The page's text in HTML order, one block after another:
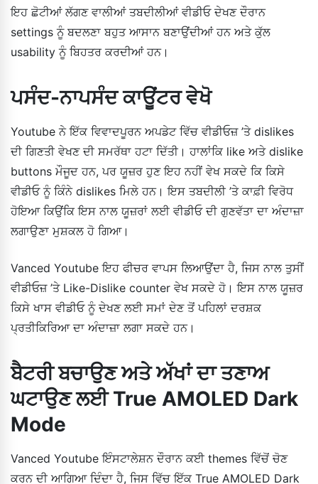
ਇਹ ਛੋਟੀਆਂ ਲੱਗਣ ਵਾਲੀਆਂ ਤਬਦੀਲੀਆਂ ਵੀਡੀਓ ਦੇਖਣ ਦੌਰਾਨ
settings ਨੂੰ ਬਦਲਣਾ ਬਹੁਤ ਆਸਾਨ ਬਣਾਉਂਦੀਆਂ ਹਨ ਅਤੇ ਕੁੱਲ
usability ਨੂੰ ਬਿਹਤਰ ਕਰਦੀਆਂ ਹਨ।
ਪਸੰਦ-ਨਾਪਸੰਦ ਕਾਊਂਟਰ ਵੇਖੋ
Youtube ਨੇ ਇੱਕ ਵਿਵਾਦਪੂਰਨ ਅਪਡੇਟ ਵਿੱਚ ਵੀਡੀਓਜ਼ ’ਤੇ dislikes
ਦੀ ਗਿਣਤੀ ਵੇਖਣ ਦੀ ਸਮਰੱਥਾ ਹਟਾ ਦਿੱਤੀ। ਹਾਲਾਂਕਿ like ਅਤੇ dislike
buttons ਮੌਜੂਦ ਹਨ, ਪਰ ਯੂਜ਼ਰ ਹੁਣ ਇਹ ਨਹੀਂ ਵੇਖ ਸਕਦੇ ਕਿ ਕਿਸੇ
ਵੀਡੀਓ ਨੂੰ ਕਿੰਨੇ dislikes ਮਿਲੇ ਹਨ। ਇਸ ਤਬਦੀਲੀ ’ਤੇ ਕਾਫ਼ੀ ਵਿਰੋਧ
ਹੋਇਆ ਕਿਉਂਕਿ ਇਸ ਨਾਲ ਯੂਜ਼ਰਾਂ ਲਈ ਵੀਡੀਓ ਦੀ ਗੁਣਵੱਤਾ ਦਾ ਅੰਦਾਜ਼ਾ
ਲਗਾਉਣਾ ਮੁਸ਼ਕਲ ਹੋ ਗਿਆ।
Vanced Youtube ਇਹ ਫੀਚਰ ਵਾਪਸ ਲਿਆਉਂਦਾ ਹੈ, ਜਿਸ ਨਾਲ ਤੁਸੀਂ
ਵੀਡੀਓਜ਼ ’ਤੇ Like-Dislike counter ਵੇਖ ਸਕਦੇ ਹੋ। ਇਸ ਨਾਲ ਯੂਜ਼ਰ
ਕਿਸੇ ਖਾਸ ਵੀਡੀਓ ਨੂੰ ਦੇਖਣ ਲਈ ਸਮਾਂ ਦੇਣ ਤੋਂ ਪਹਿਲਾਂ ਦਰਸ਼ਕ
ਪ੍ਰਤੀਕਿਰਿਆ ਦਾ ਅੰਦਾਜ਼ਾ ਲਗਾ ਸਕਦੇ ਹਨ।
ਬੈਟਰੀ ਬਚਾਉਣ ਅਤੇ ਅੱਖਾਂ ਦਾ ਤਣਾਅ
ਘਟਾਉਣ ਲਈ True AMOLED Dark
Mode
Vanced Youtube ਇੰਸਟਾਲੇਸ਼ਨ ਦੌਰਾਨ ਕਈ themes ਵਿੱਚੋਂ ਚੋਣ
ਕਰਨ ਦੀ ਆਗਿਆ ਦਿੰਦਾ ਹੈ, ਜਿਸ ਵਿੱਚ ਇੱਕ True AMOLED Dark